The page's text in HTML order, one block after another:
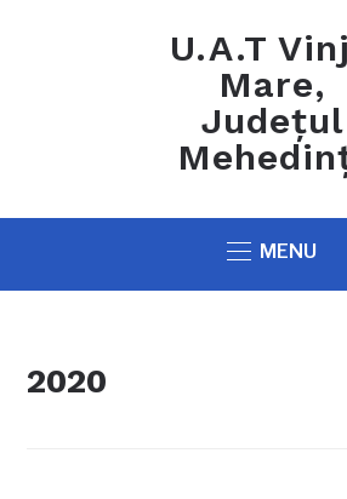
U.A.T
Mare,
Județul
MENU
2020